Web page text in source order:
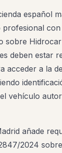
español
profesional
sobre
deben estar
acceder a la
vehículo
añade
2024